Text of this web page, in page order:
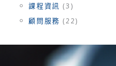
課程資訊 (3)
顧問服務 (22)